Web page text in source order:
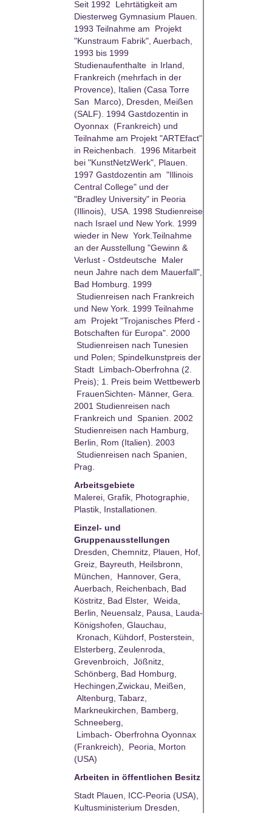
Seit 1992 Lehrtätigkeit am
Diesterweg Gymnasium Plauen.
1993 Teilnahme am Projekt
"Kunstraum Fabrik", Auerbach,
1993 bis 1999
Studienaufenthalte in Irland,
Frankreich (mehrfach in der
Provence), Italien (Casa Torre
San Marco), Dresden, Meißen
(SALF). 1994 Gastdozentin in
Oyonnax (Frankreich) und
Teilnahme am Projekt "ARTEfact"
in Reichenbach. 1996 Mitarbeit
bei "KunstNetzWerk", Plauen.
1997 Gastdozentin am "Illinois
Central College" und der
"Bradley University" in Peoria
(Illinois), USA. 1998 Studienreise
nach Israel und New York. 1999
wieder in New York.Teilnahme
an der Ausstellung "Gewinn &
Verlust - Ostdeutsche Maler
neun Jahre nach dem Mauerfall",
Bad Homburg. 1999
Studienreisen nach Frankreich
und New York. 1999 Teilnahme
am Projekt "Trojanisches Pferd -
Botschaften für Europa". 2000
Studienreisen nach Tunesien
und Polen; Spindelkunstpreis der
Stadt Limbach-Oberfrohna (2.
Preis); 1. Preis beim Wettbewerb
FrauenSichten- Männer, Gera.
2001 Studienreisen nach
Frankreich und Spanien. 2002
Studienreisen nach Hamburg,
Berlin, Rom (Italien). 2003
Studienreisen nach Spanien,
Prag.
Arbeitsgebiete
Malerei, Grafik, Photographie,
Plastik, Installationen.
Einzel- und
Gruppenausstellungen
Dresden, Chemnitz, Plauen, Hof,
Greiz, Bayreuth, Heilsbronn,
München, Hannover, Gera,
Auerbach, Reichenbach, Bad
Köstritz, Bad Elster, Weida,
Berlin, Neuensalz, Pausa, Lauda-
Königshofen, Glauchau,
Kronach, Kühdorf, Posterstein,
Elsterberg, Zeulenroda,
Grevenbroich, Jößnitz,
Schönberg, Bad Homburg,
Hechingen,Zwickau, Meißen,
Altenburg, Tabarz,
Markneukirchen, Bamberg,
Schneeberg,
Limbach- Oberfrohna Oyonnax
(Frankreich), Peoria, Morton
(USA)
Arbeiten in öffentlichen Besitz
Stadt Plauen, ICC-Peoria (USA),
Kultusministerium Dresden,